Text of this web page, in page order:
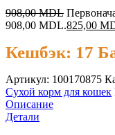
908,00MDL
908,00 MDL.825,00
Кешбэк: 17
Артикул: 100170875
Сухой корм для кошек
Описание
Детали